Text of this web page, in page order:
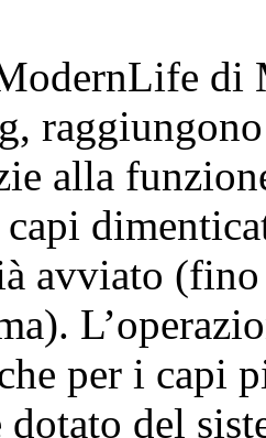
di
alla
avviato
per i capi
del